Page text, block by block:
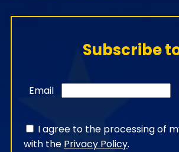
Subscribe
Email
I agree to the processing of
with the Privacy Policy.